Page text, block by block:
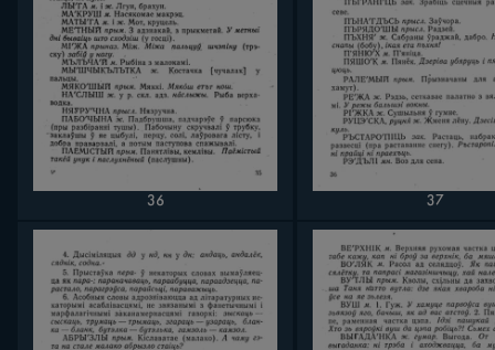
36 37